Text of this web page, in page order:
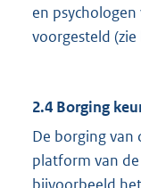
en
voorgesteld (zie
2.4 Borging
De borging van
platform van